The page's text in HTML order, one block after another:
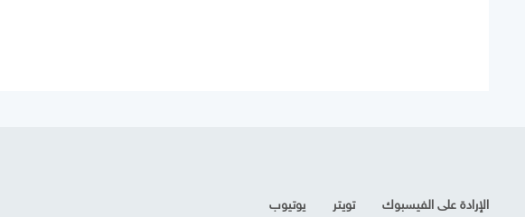
الإرادة على الفيسبوك تويتر يوتيوب